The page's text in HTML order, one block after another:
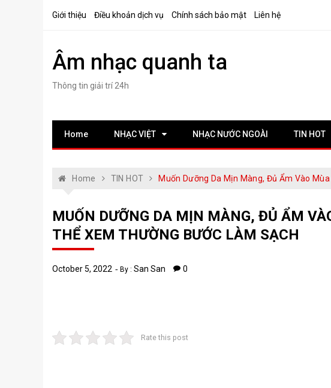
Giới thiệu Điều khoản dịch vụ Chính sách bảo mật Liên hệ
Âm nhạc quanh ta
Thông tin giải trí 24h
Home NHẠC VIỆT NHẠC NƯỚC NGOÀI TIN HOT
Home TIN HOT Muốn Dưỡng Da Mịn Màng, Đủ Ẩm Vào
MUỐN DƯỠNG DA MỊN MÀNG, ĐỦ ẨM
THỂ XEM THƯỜNG BƯỚC LÀM SẠCH
October 5, 2022 By : San San 0
Rate this post